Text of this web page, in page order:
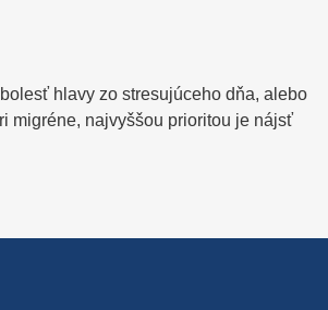
hlavy zo stresujúceho dňa, alebo
migréne, najvyššou prioritou je nájsť